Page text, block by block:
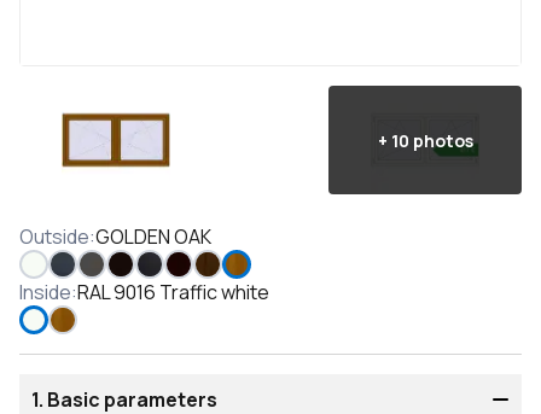
+ 10 photos
Outside:GOLDEN OAK
Inside:RAL 9016 Traffic white
1. Basic parameters